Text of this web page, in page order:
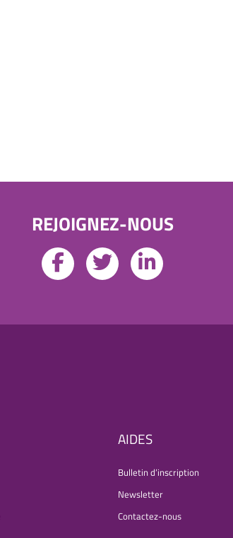
REJOIGNEZ-NOUS
AIDES
Bulletin d’inscription
Newsletter
Contactez-nous